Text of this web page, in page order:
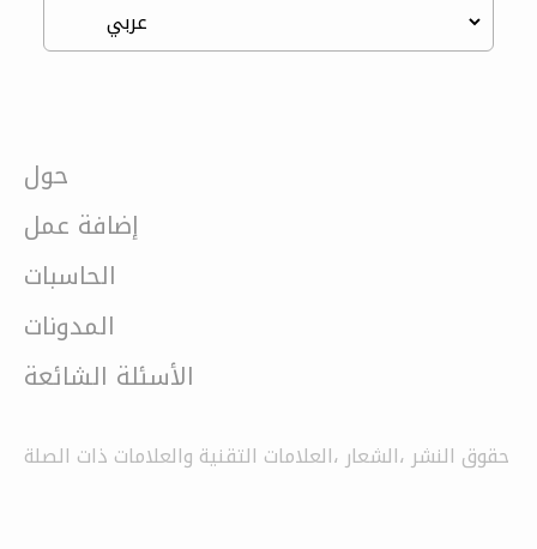
حول
إضافة عمل
الحاسبات
المدونات
الأسئلة الشائعة
حقوق النشر ،الشعار ،العلامات التقنية والعلامات ذات الصلة